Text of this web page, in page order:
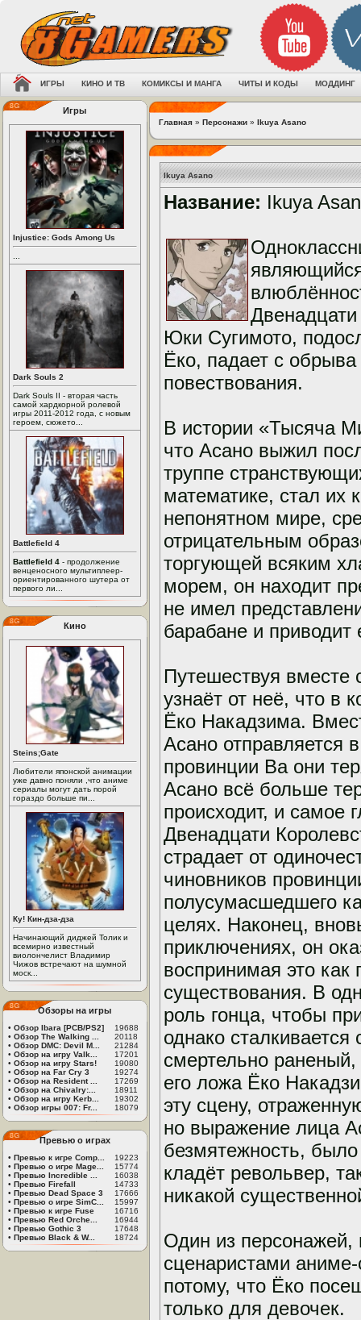
ИГРЫ КИНО И ТВ КОМИКСЫ И МАНГА ЧИТЫ И КОДЫ МОДДИНГ
Игры
Injustice: Gods Among Us
Dark Souls 2
Dark Souls II - вторая часть
самой хардкорной ролевой
игры 2011-2012 года, с новым
героем, сюжето...
Battlefield 4
Battlefield 4 - продолжение
венценосного мультиплеер-
ориентированного шутера от
первого ли...
Кино
Steins;Gate
Любители японской анимации
уже давно поняли ,что аниме
сериалы могут дать порой
гораздо больше пи...
Ку! Кин-дза-дза
Начинающий диджей Толик и
всемирно известный
виолончелист Владимир
Чижов встречают на шумной
моск...
Обзоры на игры
• Обзор Ibara [PCB/PS2]
19688
• Обзор The Walking ...
20118
• Обзор DMC: Devil M...
21284
• Обзор на игру Valk...
17201
• Обзор на игру Stars!
19080
• Обзор на Far Cry 3
19274
• Обзор на Resident ...
17269
• Обзор на Chivalry:...
18911
• Обзор на игру Kerb...
19302
• Обзор игры 007: Fr... 18079
Превью о играх
• Превью к игре Comp...
19223
• Превью о игре Mage...
15774
• Превью Incredible ...
16038
• Превью Firefall
14733
• Превью Dead Space 3
17666
• Превью о игре SimC...
15997
• Превью к игре Fuse
16716
• Превью Red Orche...
16944
• Превью Gothic 3
17648
• Превью Black & W... 18724
Главная » Персонажи » Ikuya Asano
Ikuya Asano
Название: Ikuya
Юки Сугимото,
Ёко, падает с обрыва
повествования.
В истории «Тысяча
что Асано выжил
труппе
математике, стал их
непонятном мире,
отрицательным
торгующей всяким
морем, он находит
не имел
барабане и приводит
Путешествуя вместе
узнаёт от неё, что в
Ёко Накадзима.
Асано отправляется
провинции Ва они
Асано всё больше
происходит, и самое
Двенадцати
страдает от
чиновников
полусумасшедшего
целях. Наконец,
приключениях, он
воспринимая это
существования. В
роль гонца, чтобы
однако
смертельно
его ложа Ёко
эту сцену,
но выражение лица
безмятежность,
кладёт револьвер,
никакой
Один из персонажей,
сценаристами
потому, что Ёко
только для девочек.